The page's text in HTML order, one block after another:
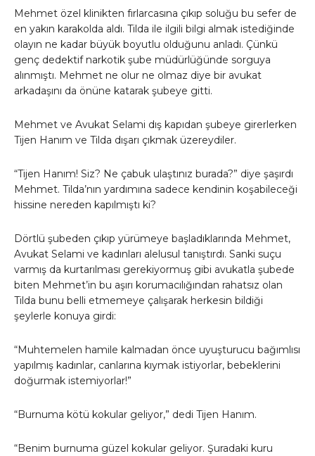
Mehmet özel klinikten fırlarcasına çıkıp soluğu bu sefer de
en yakın karakolda aldı. Tilda ile ilgili bilgi almak istediğinde
olayın ne kadar büyük boyutlu olduğunu anladı. Çünkü
genç dedektif narkotik şube müdürlüğünde sorguya
alınmıştı. Mehmet ne olur ne olmaz diye bir avukat
arkadaşını da önüne katarak şubeye gitti.
Mehmet ve Avukat Selami dış kapıdan şubeye girerlerken
Tijen Hanım ve Tilda dışarı çıkmak üzereydiler.
“Tijen Hanım! Siz? Ne çabuk ulaştınız burada?” diye şaşırdı
Mehmet. Tilda’nın yardımına sadece kendinin koşabileceği
hissine nereden kapılmıştı ki?
Dörtlü şubeden çıkıp yürümeye başladıklarında Mehmet,
Avukat Selami ve kadınları alelusul tanıştırdı. Sanki suçu
varmış da kurtarılması gerekiyormuş gibi avukatla şubede
biten Mehmet’in bu aşırı korumacılığından rahatsız olan
Tilda bunu belli etmemeye çalışarak herkesin bildiği
şeylerle konuya girdi:
“Muhtemelen hamile kalmadan önce uyuşturucu bağımlısı
yapılmış kadınlar, canlarına kıymak istiyorlar, bebeklerini
doğurmak istemiyorlar!”
“Burnuma kötü kokular geliyor,” dedi Tijen Hanım.
“Benim burnuma güzel kokular geliyor. Şuradaki kuru